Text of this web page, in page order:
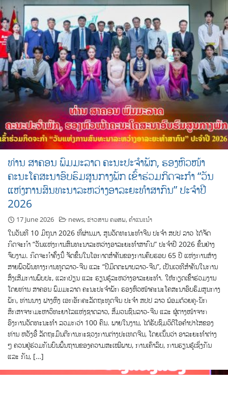
ທ່ານ ສາຄອນ ພົມມະລາດ ຄະນະປະຈໍາພັກ, ຮອງຫົວໜ້າ
ຄະນະໂຄສະນາອົບຮົມສູນກາງພັກ ເຂົ້າຮ່ວມກິດຈະກຳ “ວັນ
ແຫ່ງການສົນທະນາລະຫວ່າງອາລະຍະທຳສາກົນ” ປະຈຳປີ
2026
17 June 2026 news,ຂ່າວສານ ຄອສພ,ຄຳແນະນຳ
ໃນວັນທີ 10 ມິຖຸນາ 2026 ທີ່ຜ່ານມາ, ສູນວັດທະນະທຳຈີນ ປະຈຳ ສປປ ລາວ ໄດ້ຈັດ
ກິດຈະກຳ “ວັນແຫ່ງການສົນທະນາລະຫວ່າງອາລະຍະທຳສາກົນ” ປະຈຳປີ 2026 ຂຶ້ນຢ່າງ
ຈົບງາມ. ກິດຈະກຳຄັ້ງນີ້ ຈັດຂຶ້ນໃນໂອກາດສຳຄັນຂອງການຄົບຮອບ 65 ປີ ແຫ່ງການສ້າງ
ສາຍພົວພັນທາງການທູດລາວ-ຈີນ ແລະ “ປີມິດຕະພາບລາວ-ຈີນ”, ເປັນເວທີສຳຄັນໃນການ
ສົ່ງເສີມການພົບປະ, ແລກປ່ຽນ ແລະ ຮຽນຮູ້ລະຫວ່າງອາລະຍະທຳ. ໃຫ້ກຽດເຂົ້າຮ່ວມງານ
ໂດຍທ່ານ ສາຄອນ ພົມມະລາດ ຄະນະປະຈໍາພັກ ຮອງຫົວໜ້າຄະນະໂຄສະນາອົບຮົມສູນກາງ
ພັກ, ທ່ານນາງ ຟາງຫົງ ເອກອັກຄະລັດຖະທູດຈີນ ປະຈຳ ສປປ ລາວ ພ້ອມດ້ວຍຄູ-ນັກ
ສຶກສາຈາກມະຫາວິທະຍາໄລແຫ່ງຊາດລາວ, ສື່ມວນຊົນລາວ-ຈີນ ແລະ ຜູ້ຕາງໜ້າຈາກ
ອົງການວັດທະນະທຳ ລວມກວ່າ 100 ຄົນ. ພາຍໃນງານ, ໄດ້ຮັບຊົມວິດີໂອຄໍາປາໄສຂອງ
ທ່ານ ຫວັງອີ້ ລັດຖະມົນຕີການກະຊວງການຕ່າງປະເທດຈີນ, ໂດຍເນັ້ນວ່າ ອາລະຍະທຳຕ່າງ
ໆ ຄວນຢູ່ຮ່ວມກັນບົນພື້ນຖານຂອງຄວາມສະເໝີພາບ, ການເຄົາລົບ, ການຮຽນຮູ້ເຊິ່ງກັນ
ແລະ ກັນ, […]